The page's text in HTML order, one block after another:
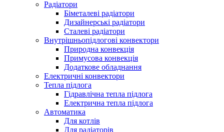
Радіатори
Біметалеві радіатори
Дизайнерські радіатори
Сталеві радіатори
Внутрішньопідлогові конвектори
Природна конвекція
Примусова конвекція
Додаткове обладнання
Електричні конвектори
Тепла підлога
Гідравлічна тепла підлога
Електрична тепла підлога
Автоматика
Для котлів
Для радіаторів